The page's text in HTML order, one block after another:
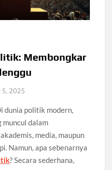
Membongkar
5, 2025
dunia politik modern,
muncul dalam
media, maupun
Namun, apa sebenarnya
? Secara sederhana,